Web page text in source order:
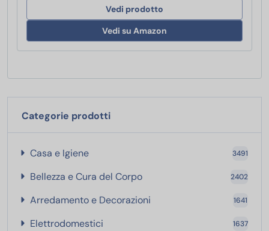
Vedi prodotto
Vedi su Amazon
Categorie prodotti
Casa e Igiene 3491
Casa e Igiene
Bellezza e Cura del Corpo
2402
Bellezza e Cura del Corpo
Arredamento e Decorazioni
1641
Arredamento e
Elettrodomestici
1637